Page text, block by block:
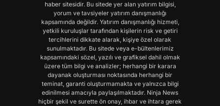
haber sitesidir. Bu sitede yer alan yatırım bilgisi,
yorum ve tavsiyeler yatırım danışmanlığı
kapsamında değildir. Yatırım danışmanlığı hizmeti,
yetkili kuruluşlar tarafından kişilerin risk ve getiri
tercihlerini dikkate alarak, kişiye özel olarak
sunulmaktadır. Bu sitede veya e-bültenlerimiz
kapsamındaki sözel, yazılı ve grafiksel dahil olmak
üzere tüm bilgi ve analizler; herhangi bir karara
dayanak oluşturması noktasında herhangi bir
teminat, garanti oluşturmamakta ve yalnızca bilgi
edinilmesi amacıyla paylaşılmaktadır. Ninja News
hiçbir şekil ve surette ön onay, ihbar ve ihtara gerek